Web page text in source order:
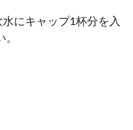
にキャップ1杯分を入